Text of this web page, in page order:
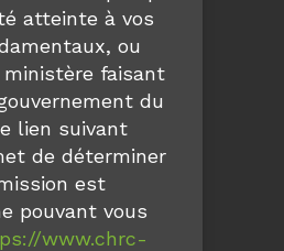
atteinte à vos
ou
faisant
du
lien suivant
de déterminer
est
pouvant vous
www.chrc-